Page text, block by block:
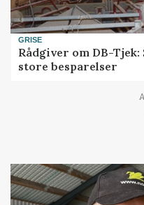
GRISE
Rådgiver om DB-
store besparelser